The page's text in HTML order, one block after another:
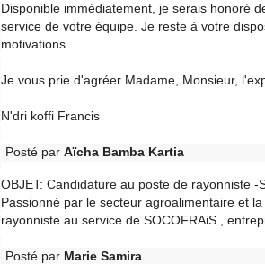
Disponible immédiatement, je serais honoré
service de votre équipe. Je reste à votre
motivations .
Je vous prie d'agréer Madame, Monsieur,
N'dri koffi Francis
Posté par Aïcha Bamba Kartia
OBJET: Candidature au poste de rayonniste -
Passionné par le secteur agroalimentaire et
rayonniste au service de SOCOFRAiS ,
Posté par Marie Samira